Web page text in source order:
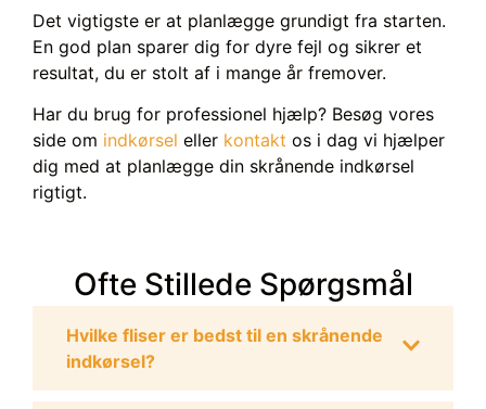
Det vigtigste er at planlægge grundigt fra starten.
En god plan sparer dig for dyre fejl og sikrer et
resultat, du er stolt af i mange år fremover.
Har du brug for professionel hjælp? Besøg vores
side om indkørsel eller kontakt os i dag vi hjælper
dig med at planlægge din skrånende indkørsel
rigtigt.
Ofte Stillede Spørgsmål
Hvilke fliser er bedst til en skrånende
indkørsel?